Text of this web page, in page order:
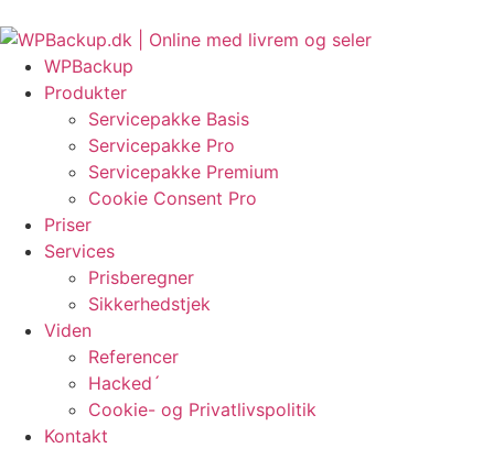
til
indholdWPBackup
Produkter
Servicepakke Basis
Servicepakke Pro
Servicepakke Premium
Cookie Consent Pro
Priser
Services
Prisberegner
Sikkerhedstjek
Viden
Referencer
Hacked´
Cookie- og Privatlivspolitik
Kontakt